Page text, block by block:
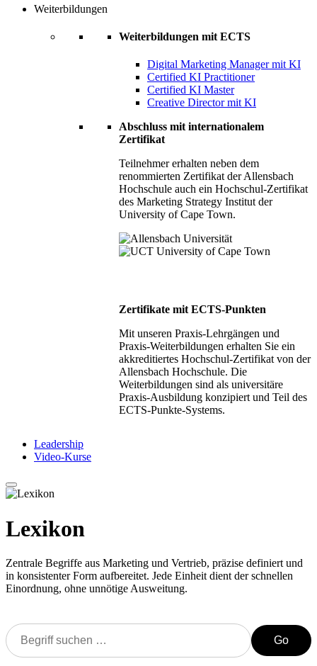
Weiterbildungen
Weiterbildungen mit ECTS
Digital Marketing Manager mit KI
Certified KI Practitioner
Certified KI Master
Creative Director mit KI
Abschluss mit internationalem
Zertifikat
Teilnehmer erhalten neben dem
renommierten Zertifikat der Allensbach
Hochschule auch ein Hochschul-Zertifikat
des Marketing Strategy Institut der
University of Cape Town.
Zertifikate mit ECTS-Punkten
Mit unseren Praxis-Lehrgängen und
Praxis-Weiterbildungen erhalten Sie ein
akkreditiertes Hochschul-Zertifikat von der
Allensbach Hochschule. Die
Weiterbildungen sind als universitäre
Praxis-Ausbildung konzipiert und Teil des
ECTS-Punkte-Systems.
Leadership
Video-Kurse
Lexikon
Zentrale Begriffe aus Marketing und Vertrieb, präzise definiert und
in konsistenter Form aufbereitet. Jede Einheit dient der schnellen
Einordnung, ohne unnötige Ausweitung.
Go